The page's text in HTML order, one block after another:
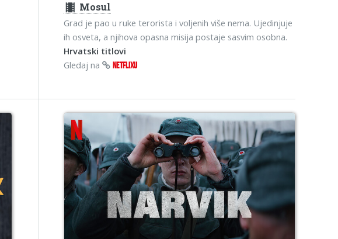
theaters Mosul
Grad je pao u ruke terorista i voljenih više nema. Ujedinjuje
ih osveta, a njihova opasna misija postaje sasvim osobna.
Hrvatski titlovi
Gledaj na
NETFLIXU